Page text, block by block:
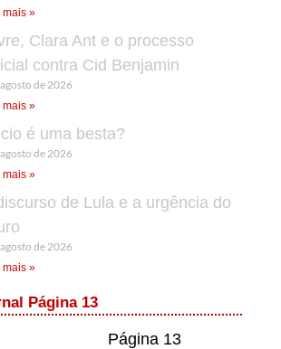
mais »
Clara Ant e o processo
contra Cid Benjamin
de 2026
mais »
é uma besta?
de 2026
mais »
de Lula e a urgência do
de 2026
mais »
Página 13
Página 13